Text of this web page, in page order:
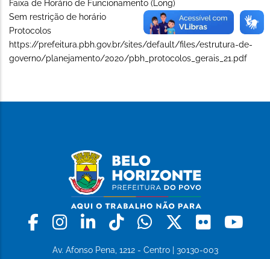
Faixa de Horário de Funcionamento (Long)
Sem restrição de horário
Protocolos
https://prefeitura.pbh.gov.br/sites/default/files/estrutura-de-
governo/planejamento/2020/pbh_protocolos_gerais_21.pdf
Facebook
Instagram
LinkedinTiktokWhatsapp
X Flickr
Av. Afonso Pena, 1212 - Centro | 30130-003